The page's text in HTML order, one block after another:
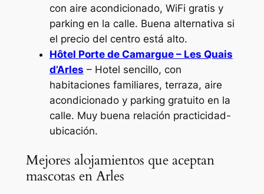
con aire acondicionado, WiFi gratis y
parking en la calle. Buena alternativa si
el precio del centro está alto.
Hôtel Porte de Camargue – Les Quais
d’Arles – Hotel sencillo, con
habitaciones familiares, terraza, aire
acondicionado y parking gratuito en la
calle. Muy buena relación practicidad-
ubicación.
Mejores alojamientos que aceptan
mascotas en Arles